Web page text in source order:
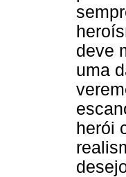
deve
uma
herói